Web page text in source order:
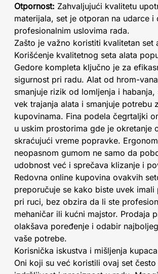
Otpornost: Zahvaljujući kvalitetu
materijala, set je otporan na udarce i
profesionalnim uslovima rada.
Zašto je važno koristiti kvalitetan set
Korišćenje kvalitetnog seta alata
Gedore kompleta ključno je za
sigurnost pri radu. Alat od hrom-
smanjuje rizik od lomljenja i
vek trajanja alata i smanjuje potrebu
kupovinama. Fina podela čegrtaljki
u uskim prostorima gde je okretanje
skraćujući vreme popravke.
neopasnom gumom ne samo da
udobnost već i sprečava klizanje i
Redovna online kupovina ovakvih
preporučuje se kako biste uvek imali
pri ruci, bez obzira da li ste
mehaničar ili kućni majstor. Prodaja
olakšava poređenje i odabir
vaše potrebe.
Korisnička iskustva i mišljenja kupaca
Oni koji su već koristili ovaj set